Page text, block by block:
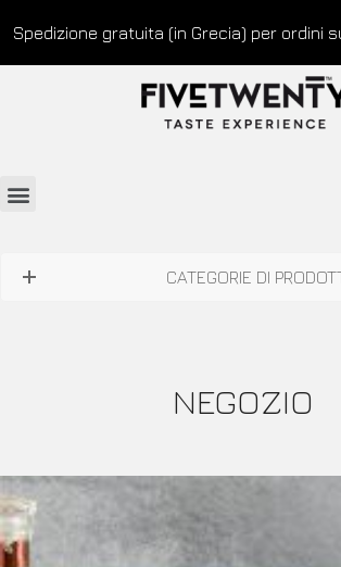
Spedizione gratuita (in Grecia) per ordini
CATEGORIE DI
NEGOZIO